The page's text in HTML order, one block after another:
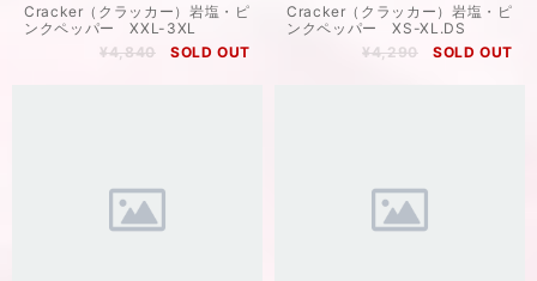
Cracker（クラッカー）岩塩・ピ
ンクペッパー XXL-3XL
¥4,840
SOLD OUT
Cracker（クラッカー）岩塩・ピ
ンクペッパー XS-XL.DS
¥4,290
SOLD OUT